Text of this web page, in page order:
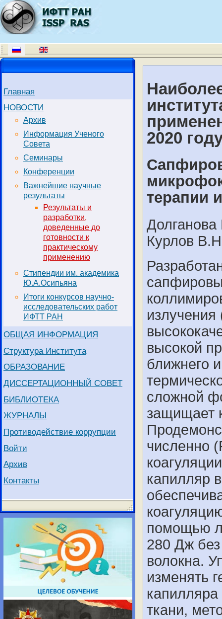
Главная
НОВОСТИ
Архив
Информация Ученого
Совета
Семинары
Конференции
Важнейшие научные
результаты
Результаты и
разработки,
доведенные до
готовности к
практическому
применению
Стипендии им. академика
Ю.А.Осипьяна
Итоги конкурсов научно-
исследовательских работ
ИФТТ РАН
ОБЩАЯ ИНФОРМАЦИЯ
Структура Института
ОБРАЗОВАНИЕ
ДИССЕРТАЦИОННЫЙ СОВЕТ
БИБЛИОТЕКА
ЖУРНАЛЫ
Противодействие коррупции
Войти
Архив
Контакты
2020
терапии
Курлов
высокой
ближнего
сложной
защищает
численно
капилляр
помощью
280 Дж
волокна.
изменять
капилляра
ткани,